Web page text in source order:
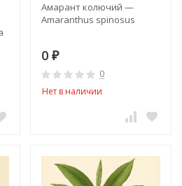
Амарант колючий —
Amaranthus spinosus
0 ₽
0
Нет в наличии